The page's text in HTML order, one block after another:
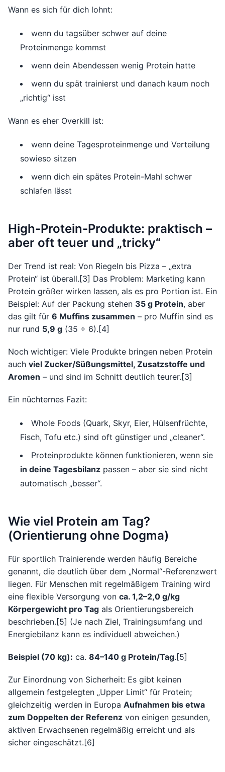
Wann es sich für dich lohnt:
wenn du tagsüber schwer auf deine
Proteinmenge kommst
wenn dein Abendessen wenig Protein hatte
wenn du spät trainierst und danach kaum noch
„richtig“ isst
Wann es eher Overkill ist:
wenn deine Tagesproteinmenge und Verteilung
sowieso sitzen
wenn dich ein spätes Protein-Mahl schwer
schlafen lässt
High-Protein-Produkte: praktisch –
aber oft teuer und „tricky“
Der Trend ist real: Von Riegeln bis Pizza – „extra
Protein“ ist überall.[3] Das Problem: Marketing kann
Protein größer wirken lassen, als es pro Portion ist. Ein
Beispiel: Auf der Packung stehen 35 g Protein, aber
das gilt für 6 Muffins zusammen – pro Muffin sind es
nur rund 5,9 g (35 ÷ 6).[4]
Noch wichtiger: Viele Produkte bringen neben Protein
auch viel Zucker/Süßungsmittel, Zusatzstoffe und
Aromen – und sind im Schnitt deutlich teurer.[3]
Ein nüchternes Fazit:
Whole Foods (Quark, Skyr, Eier, Hülsenfrüchte,
Fisch, Tofu etc.) sind oft günstiger und „cleaner“.
Proteinprodukte können funktionieren, wenn sie
in deine Tagesbilanz passen – aber sie sind nicht
automatisch „besser“.
Wie viel Protein am Tag?
(Orientierung ohne Dogma)
Für sportlich Trainierende werden häufig Bereiche
genannt, die deutlich über dem „Normal“-Referenzwert
liegen. Für Menschen mit regelmäßigem Training wird
eine flexible Versorgung von ca. 1,2–2,0 g/kg
Körpergewicht pro Tag als Orientierungsbereich
beschrieben.[5] (Je nach Ziel, Trainingsumfang und
Energiebilanz kann es individuell abweichen.)
Beispiel (70 kg): ca. 84–140 g Protein/Tag.[5]
Zur Einordnung von Sicherheit: Es gibt keinen
allgemein festgelegten „Upper Limit“ für Protein;
gleichzeitig werden in Europa Aufnahmen bis etwa
zum Doppelten der Referenz von einigen gesunden,
aktiven Erwachsenen regelmäßig erreicht und als
sicher eingeschätzt.[6]